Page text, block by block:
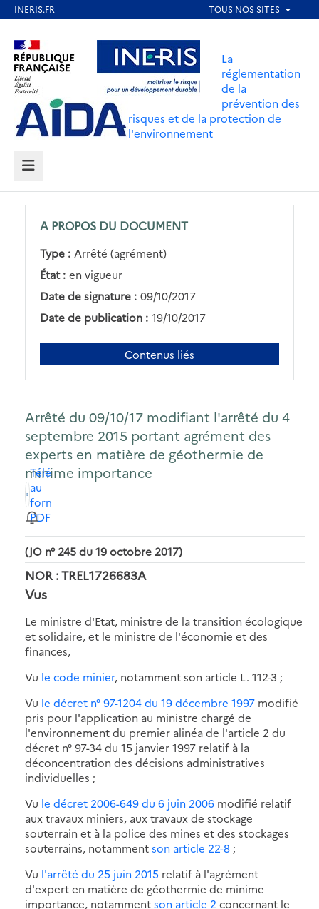
contenu
principal
Aller au contenu Aller au menu
Aller au pied de page
La
réglementation
de la
prévention des
risques et de la protection de
l'environnement
MENU
A PROPOS DU DOCUMENT
Type : Arrêté (agrément)
État : en vigueur
Date de signature : 09/10/2017
Date de publication : 19/10/2017
Contenus liés
Arrêté du 09/10/17 modifiant l'arrêté du 4
septembre 2015 portant agrément des
experts en matière de géothermie de
minime importance
Télécharger
au
format
PDF
(JO n° 245 du 19 octobre 2017)
NOR : TREL1726683A
Vus
Le ministre d'Etat, ministre de la transition écologique
et solidaire, et le ministre de l'économie et des
finances,
Vu le code minier, notamment son article L. 112-3 ;
Vu le décret n° 97-1204 du 19 décembre 1997 modifié
pris pour l'application au ministre chargé de
l'environnement du premier alinéa de l'article 2 du
décret n° 97-34 du 15 janvier 1997 relatif à la
déconcentration des décisions administratives
individuelles ;
Vu le décret 2006-649 du 6 juin 2006 modifié relatif
aux travaux miniers, aux travaux de stockage
souterrain et à la police des mines et des stockages
souterrains, notammentson article 22-8 ;
Vu l'arrêté du 25 juin 2015 relatif à l'agrément
d'expert en matière de géothermie de minime
importance, notammentson article 2 concernant le